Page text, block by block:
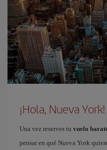
¡Hola, Nueva York!
Una vez reserves tu vuelo
pensar en qué Nueva York